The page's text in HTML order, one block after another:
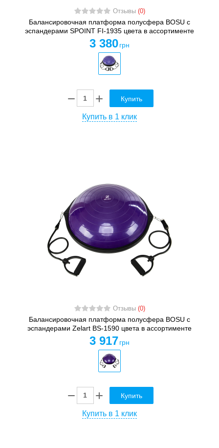
Отзывы (0)
Балансировочная платформа полусфера BOSU с
эспандерами SPOINT FI-1935 цвета в ассортименте
3 380 грн
Купить
Купить в 1 клик
Отзывы (0)
Балансировочная платформа полусфера BOSU с
эспандерами Zelart BS-1590 цвета в ассортименте
3 917 грн
Купить
Купить в 1 клик